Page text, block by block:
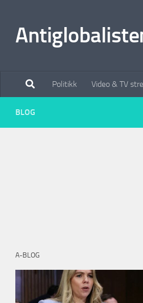
Politikk Video & TV
BLOG
A-BLOG